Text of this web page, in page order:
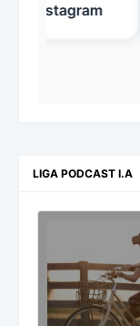
Instagram
LIGA PODCAST I.A